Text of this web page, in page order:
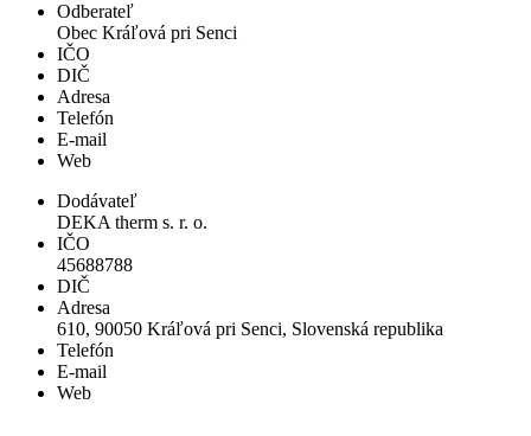
Odberateľ
Obec Kráľová pri Senci
IČO
DIČ
Adresa
Telefón
E-mail
Web
Dodávateľ
DEKA therm s. r. o.
IČO
45688788
DIČ
Adresa
610, 90050 Kráľová pri Senci, Slovenská republika
Telefón
E-mail
Web